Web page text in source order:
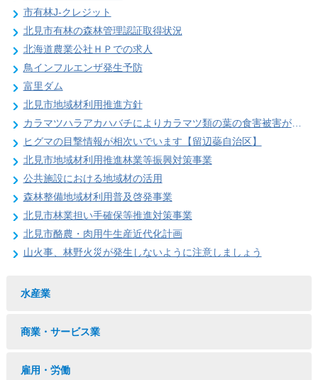
市有林J-クレジット
北見市有林の森林管理認証取得状況
北海道農業公社ＨＰでの求人
鳥インフルエンザ発生予防
富里ダム
北見市地域材利用推進方針
カラマツハラアカハバチによりカラマツ類の葉の食害被害が発生することがあります
ヒグマの目撃情報が相次いでいます【留辺蘂自治区】
北見市地域材利用推進林業等振興対策事業
公共施設における地域材の活用
森林整備地域材利用普及啓発事業
北見市林業担い手確保等推進対策事業
北見市酪農・肉用牛生産近代化計画
山火事、林野火災が発生しないように注意しましょう
水産業
商業・サービス業
雇用・労働